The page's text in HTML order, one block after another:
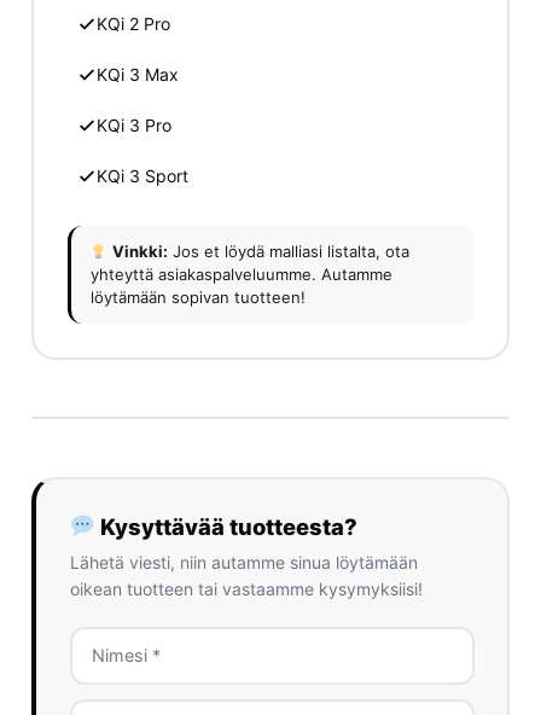
KQi 2 Pro
KQi 3 Max
KQi 3 Pro
KQi 3 Sport
Vinkki: Jos et löydä malliasi listalta, ota
yhteyttä asiakaspalveluumme. Autamme
löytämään sopivan tuotteen!
Kysyttävää tuotteesta?
Lähetä viesti, niin autamme sinua löytämään
oikean tuotteen tai vastaamme kysymyksiisi!